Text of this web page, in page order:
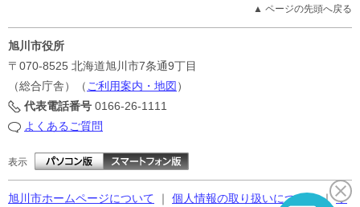
▲ ページの先頭へ戻る
旭川市役所
〒070-8525 北海道旭川市7条通9丁目
（総合庁舎）（ ご利用案内・地図 ）
代表電話番号 0166-26-1111
よくあるご質問
表示
旭川市ホームページについて ｜ 個人情報の取り扱いについて｜サ